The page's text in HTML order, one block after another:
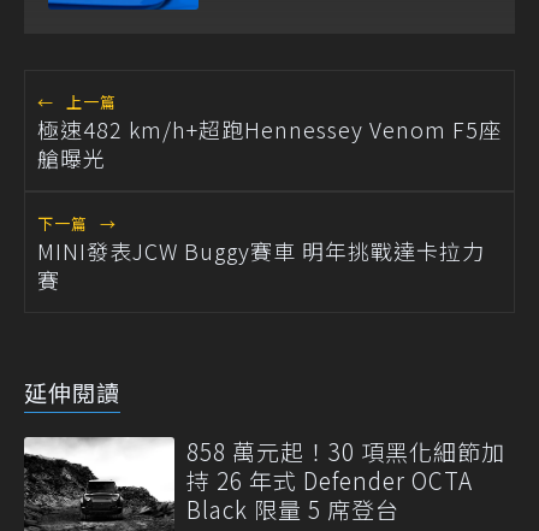
← 上一篇
極速482 km/h+超跑Hennessey Venom F5座
艙曝光
下一篇 →
MINI發表JCW Buggy賽車 明年挑戰達卡拉力
賽
延伸閱讀
858 萬元起！30 項黑化細節加
持 26 年式 Defender OCTA
Black 限量 5 席登台